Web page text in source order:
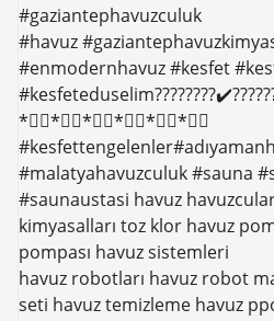
#gaziantephavuzculuk
#havuz
#enmodernhavuz #kesfet
*⃣⃣*⃣⃣*⃣⃣*⃣⃣*⃣⃣*⃣⃣
#malatyahavuzculuk #sauna
#saunaustasi havuz
kimyasalları toz klor havuz
pompası havuz sistemleri
havuz robotları havuz robot
seti havuz temizleme havuz